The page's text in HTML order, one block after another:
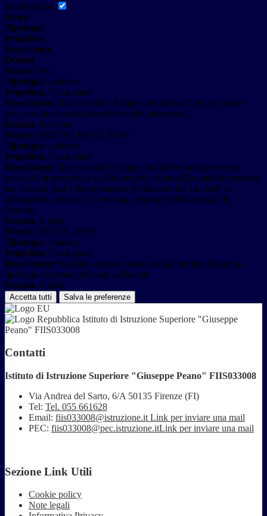
youtube.com
Nome
Tipologia
Proprieta
Descrizione
Durata
Nome: YSC
Tipologia: analitico
Proprieta: Terza-parte
Descrizione: Questo cookie è impostato da YouTube per tenere
traccia delle visualizzazioni dei video incorporati.
Durata: Sessione
Nome: VISITOR_INFO1_LIVE
Tipologia: analitico
Proprieta: Terza-parte
Descrizione: Questo cookie è impostato da Youtube per tenere
traccia delle preferenze dell'utente per i video di Youtube incorporati
nei siti; può anche determinare se il visitatore del sito web sta
utilizzando la nuova o la vecchia versione dell'interfaccia di
Youtube.
Durata: 6 mesi
Nome: DEVICE_INFO
Tipologia: analitico
Proprieta: Terza-parte
Descrizione: YouTube utilizza questo cookie per identificare la
tipologia di device utilizzata dall'utente
Durata: 6 mesi
Accetta tutti Salva le preferenze
Istituto di Istruzione Superiore "Giuseppe
Peano" FIIS033008
Contatti
Istituto di Istruzione Superiore "Giuseppe Peano" FIIS033008
Via Andrea del Sarto, 6/A 50135 Firenze (FI)
Tel: Tel. 055 661628
Email: fiis033008@istruzione.it Link per inviare una mail
PEC: fiis033008@pec.istruzione.itLink per inviare una mail
Sezione Link Utili
Cookie policy
Note legali